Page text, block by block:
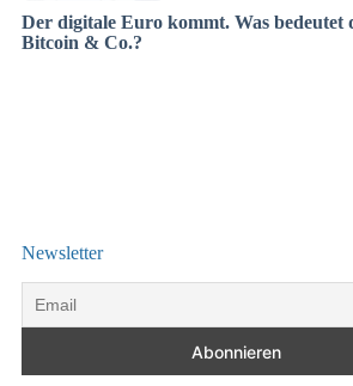
Der digitale Euro kommt. Was bedeutet
Bitcoin & Co.?
Newsletter